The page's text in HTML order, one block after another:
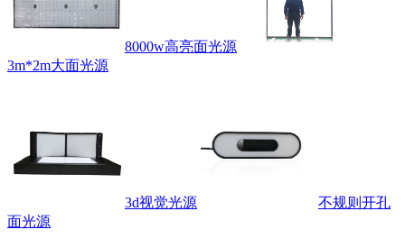
8000w高亮面光源
3m*2m大面光源
3d视觉光源
不规则开孔
面光源